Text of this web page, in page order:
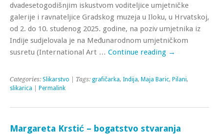
dvadesetogodišnjim iskustvom voditeljice umjetničke
galerije i ravnateljice Gradskog muzeja u Iloku, u Hrvatskoj,
od 2. do 10. studenog 2025. godine, na poziv umjetnika iz
Indije sudjelovala je na Međunarodnom umjetničkom
susretu (International Art … Continue reading →
Categories: Slikarstvo | Tags: grafičarka, Indija, Maja Baric, Pilani,
slikarica
Permalink
Margareta Krstić – bogatstvo stvaranja